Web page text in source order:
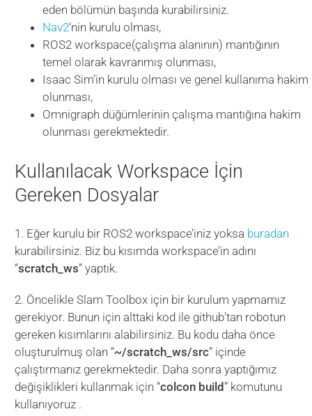
eden bölümün başında kurabilirsiniz.
Nav2‘nin kurulu olması,
ROS2 workspace(çalışma alanının) mantığının
temel olarak kavranmış olunması,
Isaac Sim’in kurulu olması ve genel kullanıma hakim
olunması,
Omnigraph düğümlerinin çalışma mantığına hakim
olunması gerekmektedir.
Kullanılacak Workspace İçin
Gereken Dosyalar
1. Eğer kurulu bir ROS2 workspace’iniz yoksa buradan
kurabilirsiniz. Biz bu kısımda workspace’in adını
“scratch_ws” yaptık.
2. Öncelikle Slam Toolbox için bir kurulum yapmamız
gerekiyor. Bunun için alttaki kod ile github’tan robotun
gereken kısımlarını alabilirsiniz. Bu kodu daha önce
oluşturulmuş olan “~/scratch_ws/src” içinde
çalıştırmanız gerekmektedir. Daha sonra yaptığımız
değişiklikleri kullanmak için “colcon build” komutunu
kullanıyoruz .